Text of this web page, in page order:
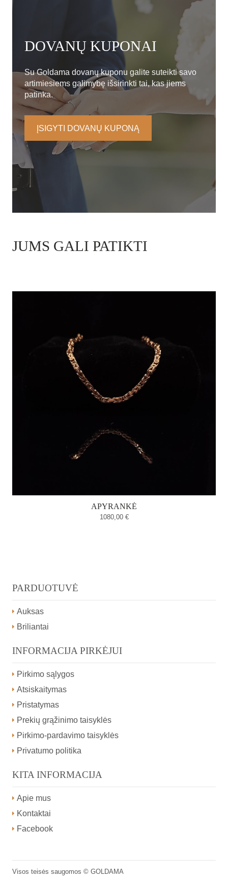
DOVANŲ KUPONAI
Su Goldama dovanų kuponu galite suteikti savo
artimiesiems galimybę išsirinkti tai, kas jiems
patinka.
ĮSIGYTI DOVANŲ KUPONĄ
JUMS GALI PATIKTI
APYRANKĖ
1080,00 €
PARDUOTUVĖ
Auksas
Briliantai
INFORMACIJA PIRKĖJUI
Pirkimo sąlygos
Atsiskaitymas
Pristatymas
Prekių grąžinimo taisyklės
Pirkimo-pardavimo taisyklės
Privatumo politika
KITA INFORMACIJA
Apie mus
Kontaktai
Facebook
Visos teisės saugomos © GOLDAMA